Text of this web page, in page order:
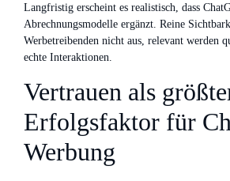
Langfristig erscheint es realistisch, dass
Abrechnungsmodelle ergänzt. Reine
Werbetreibenden nicht aus, relevant werden
echte Interaktionen.
Vertrauen als
Erfolgsfaktor für
Werbung